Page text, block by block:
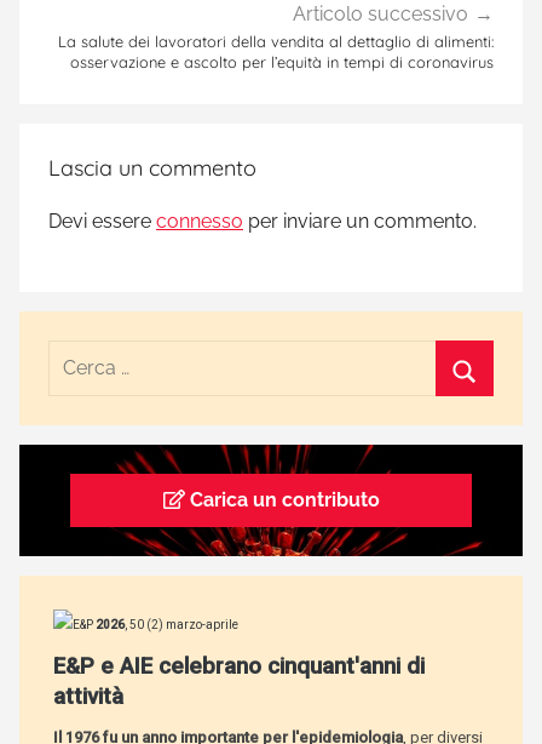
Articolo successivo
La salute dei lavoratori della vendita al dettaglio di alimenti:
osservazione e ascolto per l’equità in tempi di coronavirus
Lascia un commento
Devi essere connesso per inviare un commento.
Carica un contributo